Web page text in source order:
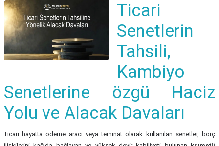
Ticari
Senetlerin
Tahsili,
Kambiyo
Senetlerine özgü Haciz
Yolu ve Alacak Davaları
Ticari hayatta ödeme aracı veya teminat olarak kullanılan senetler, borç